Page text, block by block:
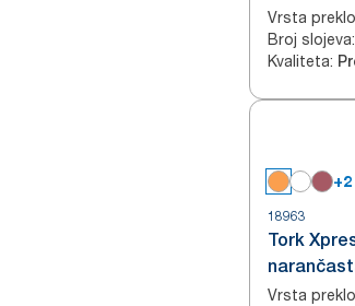
Vrsta
Broj slojeva:
Kvaliteta:
+2
18963
Tork
Vrsta